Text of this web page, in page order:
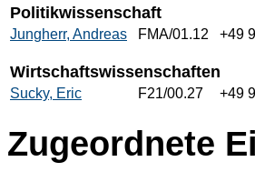
Politikwissenschaft
Jungherr, Andreas FMA/01.12 +49
Wirtschaftswissenschaften
Sucky, Eric F21/00.27 +49
Zugeordnete